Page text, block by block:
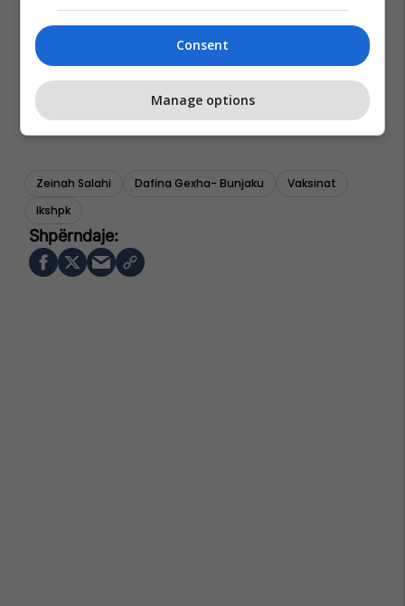
Zeinah Salahi Dafina Gexha- Bunjaku
Vaksinat
Ikshpk
Consent
Manage options